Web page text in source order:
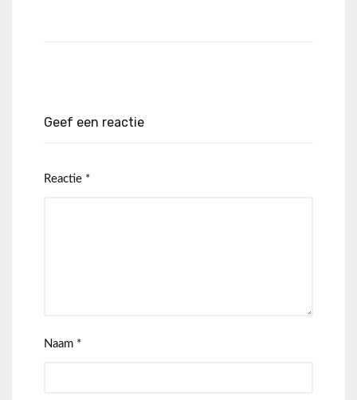
Geef een reactie
Reactie *
Naam *